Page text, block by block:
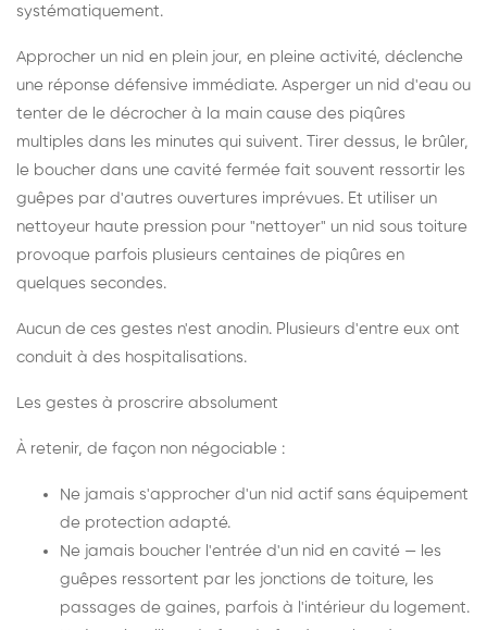
systématiquement.
Approcher un nid en plein jour, en pleine activité, déclenche
une réponse défensive immédiate. Asperger un nid d'eau ou
tenter de le décrocher à la main cause des piqûres
multiples dans les minutes qui suivent. Tirer dessus, le brûler,
le boucher dans une cavité fermée fait souvent ressortir les
guêpes par d'autres ouvertures imprévues. Et utiliser un
nettoyeur haute pression pour "nettoyer" un nid sous toiture
provoque parfois plusieurs centaines de piqûres en
quelques secondes.
Aucun de ces gestes n'est anodin. Plusieurs d'entre eux ont
conduit à des hospitalisations.
Les gestes à proscrire absolument
À retenir, de façon non négociable :
Ne jamais s'approcher d'un nid actif sans équipement
de protection adapté.
Ne jamais boucher l'entrée d'un nid en cavité — les
guêpes ressortent par les jonctions de toiture, les
passages de gaines, parfois à l'intérieur du logement.